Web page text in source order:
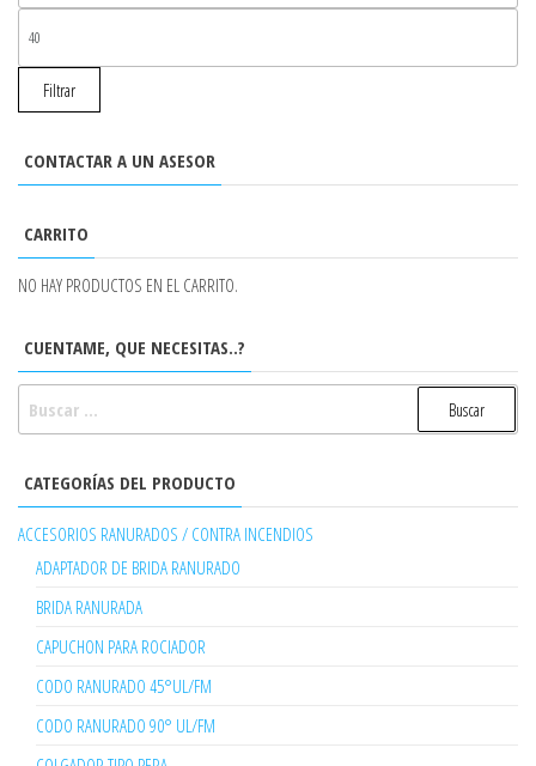
Filtrar
CONTACTAR A UN ASESOR
CARRITO
NO HAY PRODUCTOS EN EL CARRITO.
CUENTAME, QUE NECESITAS..?
CATEGORÍAS DEL PRODUCTO
ACCESORIOS RANURADOS / CONTRA INCENDIOS
ADAPTADOR DE BRIDA RANURADO
BRIDA RANURADA
CAPUCHON PARA ROCIADOR
CODO RANURADO 45°UL/FM
CODO RANURADO 90° UL/FM